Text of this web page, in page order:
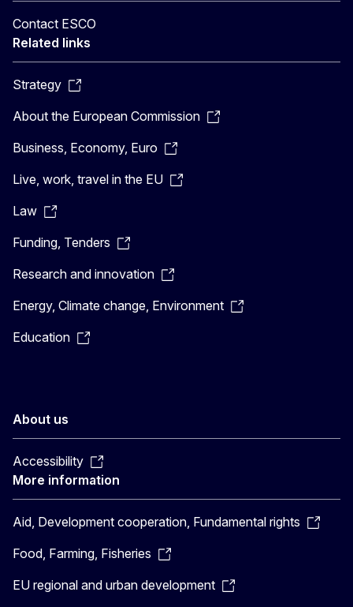
Contact ESCO
Related links
Strategy
About the European Commission
Business, Economy, Euro
Live, work, travel in the EU
Law
Funding, Tenders
Research and innovation
Energy, Climate change, Environment
Education
About us
Accessibility
More information
Aid, Development cooperation, Fundamental rights
Food, Farming, Fisheries
EU regional and urban development